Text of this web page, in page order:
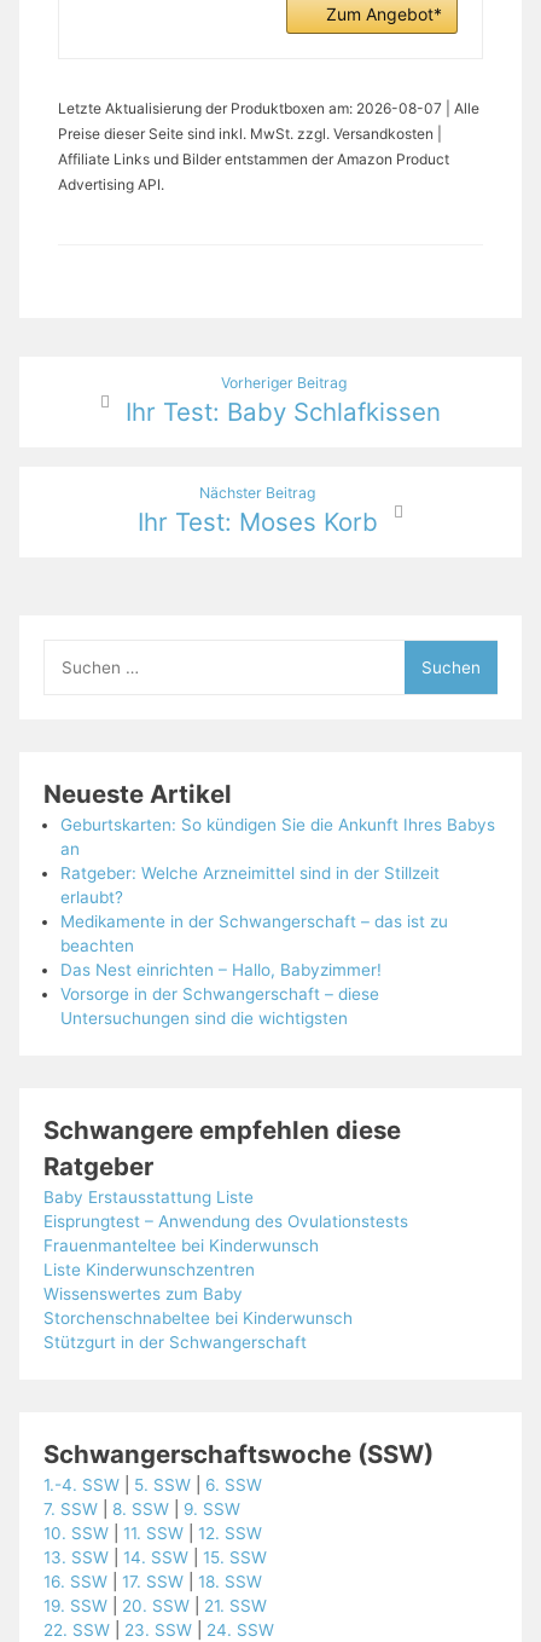
Zum Angebot*
Letzte Aktualisierung der Produktboxen am: 2026-08-07 | Alle
Preise dieser Seite sind inkl. MwSt. zzgl. Versandkosten |
Affiliate Links und Bilder entstammen der Amazon Product
Advertising API.
Beitragsnavigation
Vorheriger Beitrag
Ihr Test: Baby Schlafkissen
Nächster Beitrag
Ihr Test: Moses Korb
nach:
Neueste Artikel
Geburtskarten: So kündigen Sie die Ankunft Ihres Babys
an
Ratgeber: Welche Arzneimittel sind in der Stillzeit
erlaubt?
Medikamente in der Schwangerschaft – das ist zu
beachten
Das Nest einrichten – Hallo, Babyzimmer!
Vorsorge in der Schwangerschaft – diese
Untersuchungen sind die wichtigsten
Schwangere empfehlen diese
Ratgeber
Baby Erstausstattung Liste
Eisprungtest – Anwendung des Ovulationstests
Frauenmanteltee bei Kinderwunsch
Liste Kinderwunschzentren
Wissenswertes zum Baby
Storchenschnabeltee bei Kinderwunsch
Stützgurt in der Schwangerschaft
Schwangerschaftswoche (SSW)
1.-4. SSW 5. SSW
6. SSW
7. SSW
8. SSW
9. SSW
10. SSW |11. SSW |12. SSW
13. SSW |14. SSW |15. SSW
16. SSW |17. SSW |18. SSW
19. SSW
20. SSW
21. SSW
22. SSW
23. SSW
24. SSW